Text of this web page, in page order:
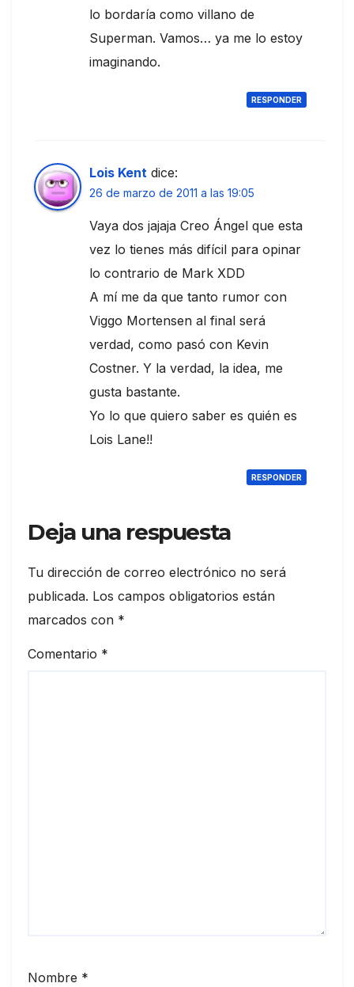
lo bordaría como villano de
Superman. Vamos… ya me lo estoy
imaginando.
RESPONDER
Lois Kent dice:
26 de marzo de 2011 a las 19:05
Vaya dos jajaja Creo Ángel que esta
vez lo tienes más difícil para opinar
lo contrario de Mark XDD
A mí me da que tanto rumor con
Viggo Mortensen al final será
verdad, como pasó con Kevin
Costner. Y la verdad, la idea, me
gusta bastante.
Yo lo que quiero saber es quién es
Lois Lane!!
RESPONDER
Deja una respuesta
Tu dirección de correo electrónico no será
publicada. Los campos obligatorios están
marcados con *
Comentario *
Nombre *